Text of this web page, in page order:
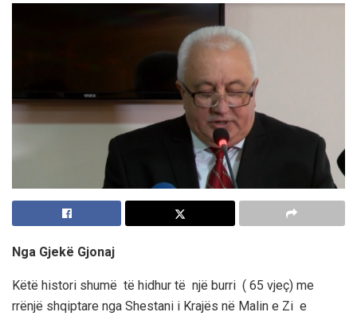
Nga Gjekë Gjonaj
Këtë histori shumë të hidhur të një burri ( 65 vjeç) me
rrënjë shqiptare nga Shestani i Krajës në Malin e Zi e